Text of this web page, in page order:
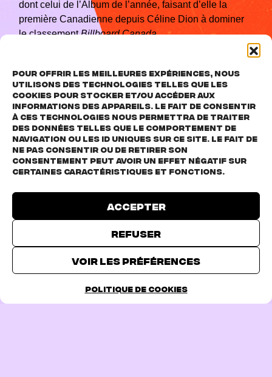
Pour offrir les meilleures expériences, nous
utilisons des technologies telles que les
cookies pour stocker et/ou accéder aux
informations des appareils. Le fait de consentir
à ces technologies nous permettra de traiter
des données telles que le comportement de
navigation ou les ID uniques sur ce site. Le fait de
ne pas consentir ou de retirer son
consentement peut avoir un effet négatif sur
certaines caractéristiques et fonctions.
Accepter
Refuser
Voir les préférences
Politique de cookies
dont celui de l’Album de l’année, faisant d’elle la
première Canadienne depuis Céline Dion à dominer
le classementBillboard Canada.
En septembre 2025, Charlotte Cardin revient avec un
titre audacieux et indéniablement addictif : Tant pis
pour elle.
C’est la fantaisie d’une vengeance parfaite. C’est la
patience qui rencontre la colère avec grâce, avant de
s’embraser en quelque chose de plus grand.
pour ellen’est pas qu’une suite enflammée deFeel
authenticité absolue — un morceau manifeste, conçu
TICKETS